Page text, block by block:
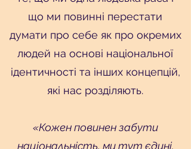
що ми повинні перестати
думати про себе як про окремих
людей на основі національної
ідентичності та інших концепцій,
які нас розділяють.
«Кожен повинен забути
національність, ми тут єдині.